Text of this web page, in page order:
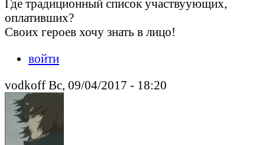
Где традиционный список участвуующих,
оплативших?
Своих героев хочу знать в лицо!
войти
vodkoff Вс, 09/04/2017 - 18:20